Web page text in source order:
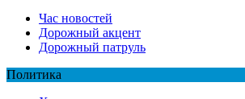
Час новостей
Дорожный акцент
Дорожный патруль
Политика